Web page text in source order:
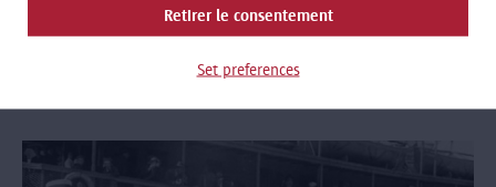
Retirer le consentement
Set preferences
03 339 47 00 (uniquement pendant les heures de